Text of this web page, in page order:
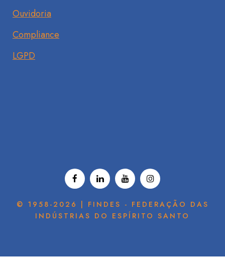
Ouvidoria
Compliance
LGPD
© 1958-2026 | FINDES - FEDERAÇÃO DAS
INDÚSTRIAS DO ESPÍRITO SANTO